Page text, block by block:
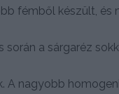
fémből készült, és
a sárgaréz
A nagyobb